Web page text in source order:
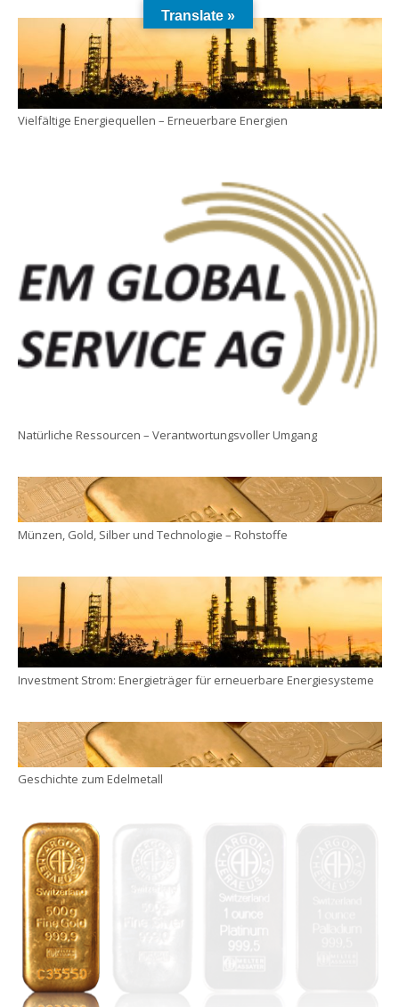
Vielfältige Energiequellen – Erneuerbare Energien
Natürliche Ressourcen – Verantwortungsvoller Umgang
Münzen, Gold, Silber und Technologie – Rohstoffe
Investment Strom: Energieträger für erneuerbare Energiesysteme
Geschichte zum Edelmetall
Translate »